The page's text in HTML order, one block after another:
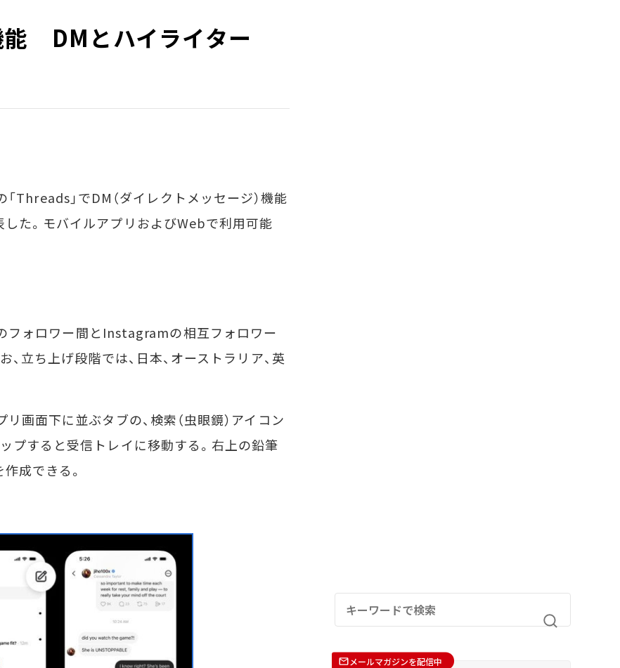
DMとハイライター
Threads」でDM（ダイレクトメッセージ）機能
た。モバイルアプリおよびWebで利用可能
フォロワー間とInstagramの相互フォロワー
立ち上げ段階では、日本、オーストラリア、英
画面下に並ぶタブの、検索（虫眼鏡）アイコン
プすると受信トレイに移動する。右上の鉛筆
成できる。
メールマガジンを配信中